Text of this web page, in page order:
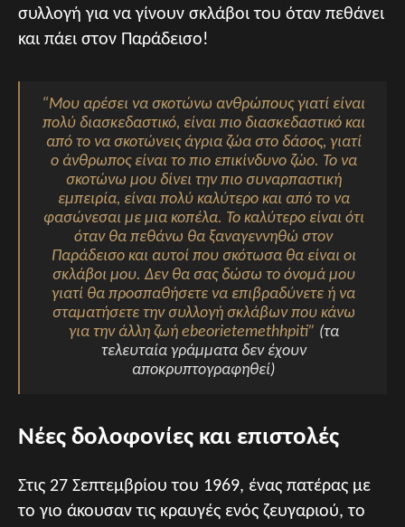
συλλογή για να γίνουν σκλάβοι του όταν πεθάνει
και πάει στον Παράδεισο!
“Μου αρέσει να σκοτώνω ανθρώπους γιατί είναι
πολύ διασκεδαστικό, είναι πιο διασκεδαστικό και
από το να σκοτώνεις άγρια ζώα στο δάσος, γιατί
ο άνθρωπος είναι το πιο επικίνδυνο ζώο. Το να
σκοτώνω μου δίνει την πιο συναρπαστική
εμπειρία, είναι πολύ καλύτερο και από το να
φασώνεσαι με μια κοπέλα. Το καλύτερο είναι ότι
όταν θα πεθάνω θα ξαναγεννηθώ στον
Παράδεισο και αυτοί που σκότωσα θα είναι οι
σκλάβοι μου. Δεν θα σας δώσω το όνομά μου
γιατί θα προσπαθήσετε να επιβραδύνετε ή να
σταματήσετε την συλλογή σκλάβων που κάνω
για την άλλη ζωή ebeorietemethhpiti” (τα
τελευταία γράμματα δεν έχουν
αποκρυπτογραφηθεί)
Νέες δολοφονίες και επιστολές
Στις 27 Σεπτεμβρίου του 1969, ένας πατέρας με
το γιο άκουσαν τις κραυγές ενός ζευγαριού, το